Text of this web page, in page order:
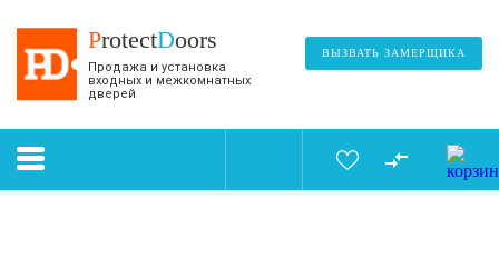
ProtectDoors
Продажа и установка
входных и межкомнатных
дверей
ВЫЗВАТЬ ЗАМЕРЩИКА